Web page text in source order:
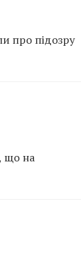
про підозру
що на